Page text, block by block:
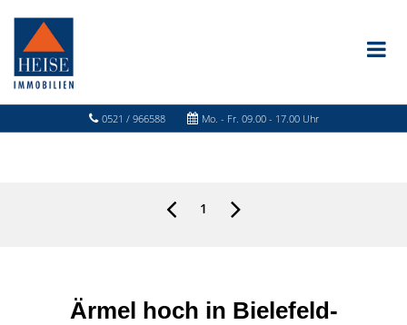
0521 / 966588 Mo. - Fr. 09.00 - 17.00 Uhr
1
Ärmel hoch in Bielefeld-